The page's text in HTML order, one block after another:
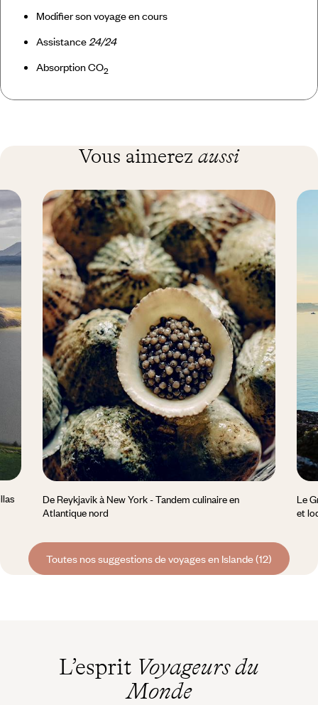
Modifier son voyage en cours
Assistance 24/24
Absorption CO2
Vous aimerez aussi
De Reykjavik à New York - Tandem culinaire en
Atlantique nord
Le
et
Toutes nos suggestions de voyages en Islande (12)
L’esprit Voyageurs du
Monde